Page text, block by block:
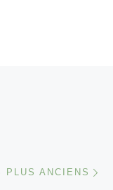
PLUS ANCIENS